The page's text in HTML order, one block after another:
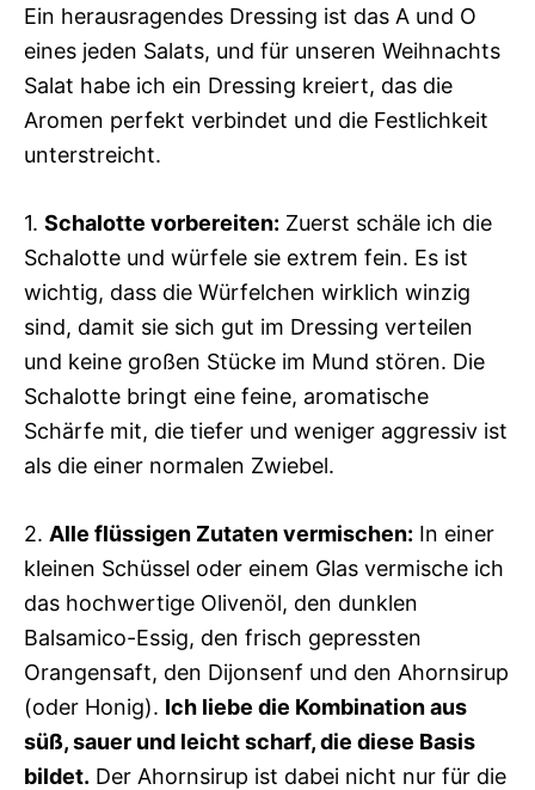
Ein herausragendes Dressing ist das A und O
eines jeden Salats, und für unseren Weihnachts
Salat habe ich ein Dressing kreiert, das die
Aromen perfekt verbindet und die Festlichkeit
unterstreicht.
1. Schalotte vorbereiten: Zuerst schäle ich die
Schalotte und würfele sie extrem fein. Es ist
wichtig, dass die Würfelchen wirklich winzig
sind, damit sie sich gut im Dressing verteilen
und keine großen Stücke im Mund stören. Die
Schalotte bringt eine feine, aromatische
Schärfe mit, die tiefer und weniger aggressiv ist
als die einer normalen Zwiebel.
2. Alle flüssigen Zutaten vermischen: In einer
kleinen Schüssel oder einem Glas vermische ich
das hochwertige Olivenöl, den dunklen
Balsamico-Essig, den frisch gepressten
Orangensaft, den Dijonsenf und den Ahornsirup
(oder Honig). Ich liebe die Kombination aus
süß, sauer und leicht scharf, die diese Basis
bildet. Der Ahornsirup ist dabei nicht nur für die